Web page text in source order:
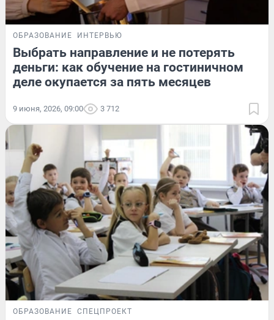
ОБРАЗОВАНИЕ ИНТЕРВЬЮ
Выбрать направление и не потерять
деньги: как обучение на гостиничном
деле окупается за пять месяцев
9 июня, 2026, 09:00 3 712
ОБРАЗОВАНИЕ СПЕЦПРОЕКТ